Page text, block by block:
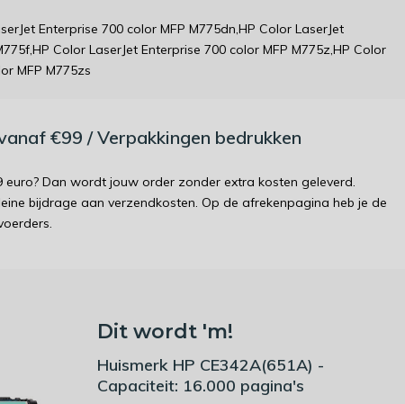
Enterprise 700 color MFP M775dn,HP Color LaserJet
Color LaserJet Enterprise 700 color MFP M775z,HP Color
MFP M775zs
€99 / Verpakkingen bedrukken
euro? Dan wordt jouw order zonder extra kosten geleverd.
bijdrage aan verzendkosten. Op de afrekenpagina heb je de
Dit wordt 'm!
Huismerk HP CE342A(651A) -
Capaciteit: 16.000 pagina's